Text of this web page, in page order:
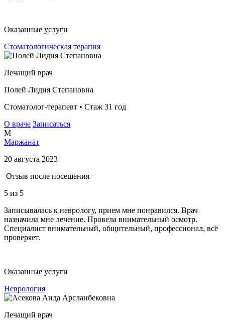
Оказанные услуги
Стоматологическая терапия
Лечащий врач
Полей Лидия Степановна
Стоматолог-терапевт • Стаж 31 год
О враче Записаться
М
Маржанат
20 августа 2023
Отзыв после посещения
5 из 5
Записывалась к неврологу, прием мне понравился. Врач
назначила мне лечение. Провела внимательный осмотр.
Специалист внимательный, общительный, профессионал, всё
проверяет.
Оказанные услуги
Неврология
Лечащий врач